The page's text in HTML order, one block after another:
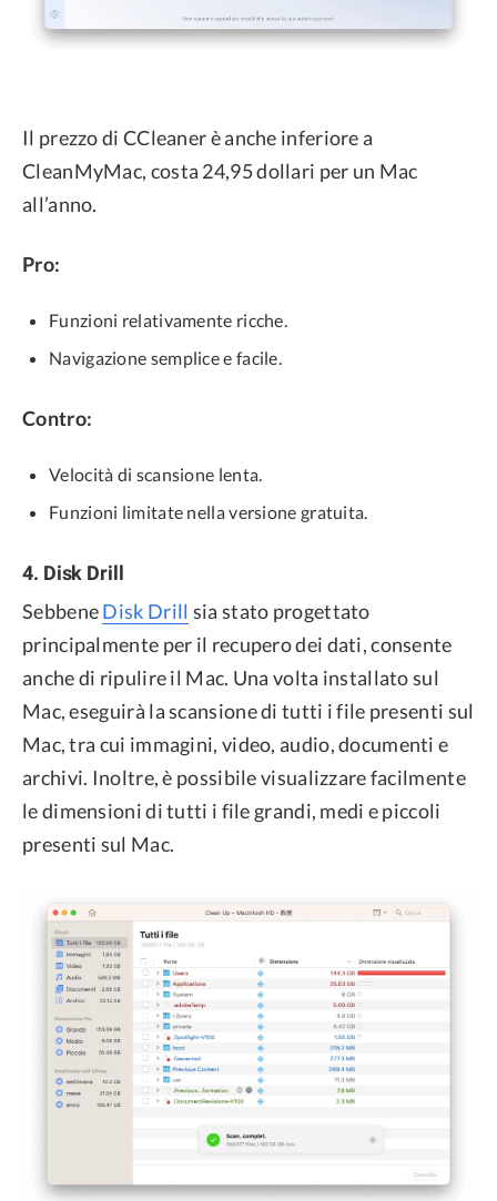
Il prezzo di CCleaner è anche inferiore a
CleanMyMac, costa 24,95 dollari per un Mac
all’anno.
Pro:
Funzioni relativamente ricche.
Navigazione semplice e facile.
Contro:
Velocità di scansione lenta.
Funzioni limitate nella versione gratuita.
4. Disk Drill
SebbeneDisk Drill sia stato progettato
principalmente per il recupero dei dati, consente
anche di ripulire il Mac. Una volta installato sul
Mac, eseguirà la scansione di tutti i file presenti sul
Mac, tra cui immagini, video, audio, documenti e
archivi. Inoltre, è possibile visualizzare facilmente
le dimensioni di tutti i file grandi, medi e piccoli
presenti sul Mac.